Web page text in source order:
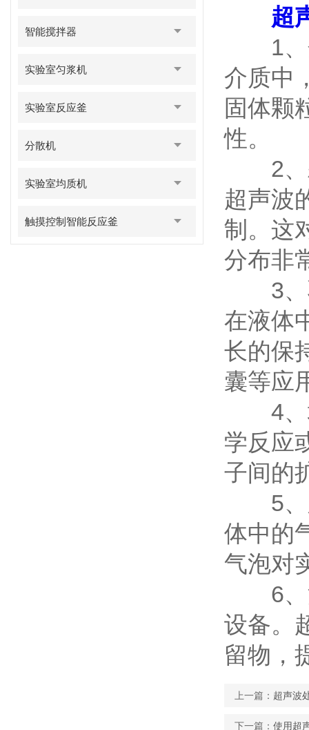
智能搅拌器
实验室匀浆机
实验室反应釜
分散机
实验室均质机
触摸控制智能反应釜
超
1、分
介质中
固体颗
性。
2、颗
超声波
制。这
分布非
3、乳
在液体
长的保
囊等应
4、均
学反应
子间的
5、脱
体中的
气泡对
6、清
设备。
留物，
上一篇： 超声波
下一篇： 使用超